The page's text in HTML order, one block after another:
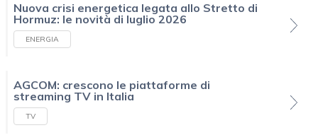
Nuova crisi energetica legata allo Stretto di
Hormuz: le novità di luglio 2026
ENERGIA
AGCOM: crescono le piattaforme di
streaming TV in Italia
TV